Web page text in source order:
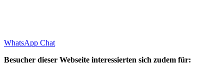
WhatsApp Chat
Besucher dieser Webseite interessierten sich zudem für: